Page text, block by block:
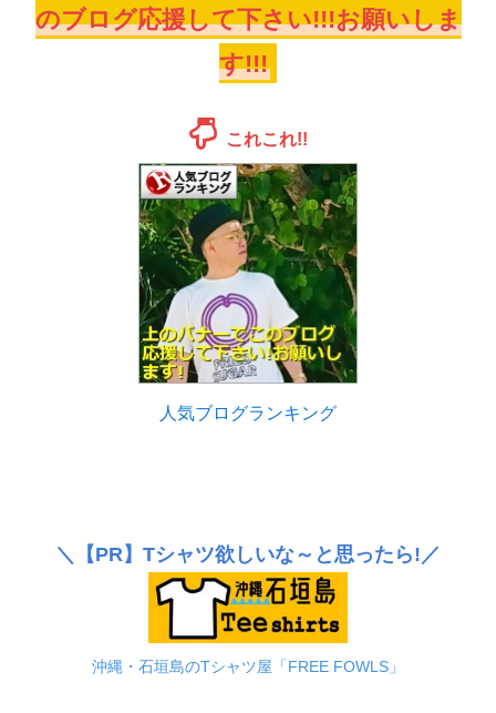
のブログ応援して下さい!!!お願いしま
す!!!
これこれ!!
人気ブログランキング
＼ 【PR】 Tシャツ欲しいな～と思ったら!／
沖縄・石垣島のTシャツ屋「FREE FOWLS」